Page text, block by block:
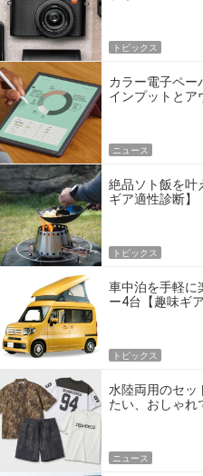
トピックス
カラー電子ペー
インプットとア
ニュース
絶品ソト飯を叶
ギア適性診断】
トピックス
車中泊を手軽に
ー4台【趣味ギ
トピックス
水陸両用のセッ
たい、おしゃれ
ニュース